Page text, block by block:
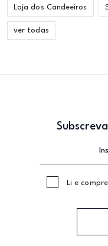
Loja dos Candeeiros
ver todas
Li e